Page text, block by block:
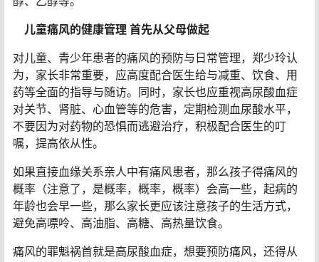
儿童常见继发高尿酸血症的疾病有：慢性肾病、家族性幼
年高尿酸血症肾病、糖原累积症、肿瘤溶解综合征、青紫
铅中毒、G6PD缺乏、果糖-1-磷酸盐醛缩酶缺乏、多囊
肾、胱氨酸结石等。还有部分药物可以影响尿酸排除减
少，比如水杨酸盐、利尿剂、环孢素、吡嗪酰胺、乙胺丁
醇、乙醇等。
儿童痛风的健康管理 首先从父母做起
对儿童、青少年患者的痛风的预防与日常管理，郑少玲认
为，家长非常重要，应高度配合医生给与减重、饮食、用
药等全面的指导与随访。同时，家长也应重视高尿酸血症
对关节、肾脏、心血管等的危害，定期检测血尿酸水平，
嘱，提高依从性。